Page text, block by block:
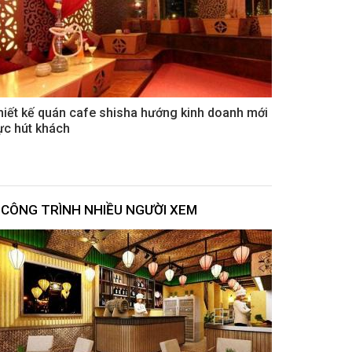
kế quán cafe shisha hướng kinh doanh mới
hút khách
CÔNG TRÌNH NHIỀU NGƯỜI XEM